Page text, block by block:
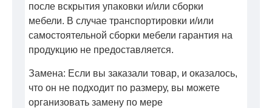
после вскрытия упаковки и/или сборки
мебели. В случае транспортировки и/или
самостоятельной сборки мебели гарантия на
продукцию не предоставляется.
Замена: Если вы заказали товар, и оказалось,
что он не подходит по размеру, вы можете
организовать замену по мере